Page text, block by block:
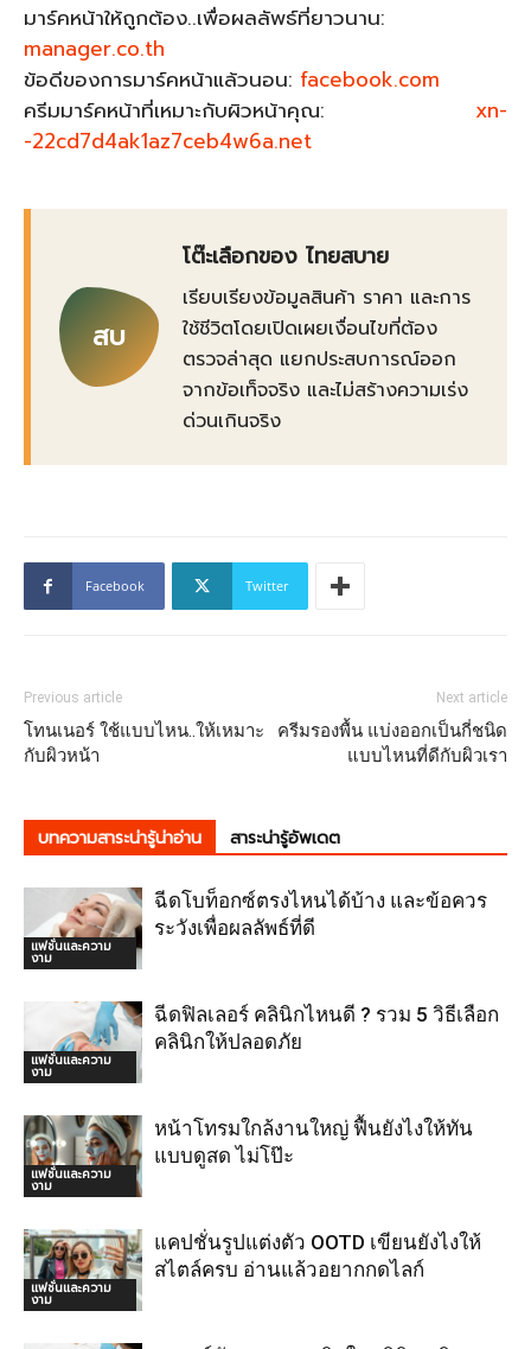
มาร์คหน้าให้ถูกต้อง..เพื่อผลลัพธ์ที่ยาวนาน:
manager.co.th
ข้อดีของการมาร์คหน้าแล้วนอน: facebook.com
ครีมมาร์คหน้าที่เหมาะกับผิวหน้าคุณ: xn-
-22cd7d4ak1az7ceb4w6a.net
สบ
โต๊ะเลือกของ ไทยสบาย
เรียบเรียงข้อมูลสินค้า ราคา และการ
ใช้ชีวิตโดยเปิดเผยเงื่อนไขที่ต้อง
ตรวจล่าสุด แยกประสบการณ์ออก
จากข้อเท็จจริง และไม่สร้างความเร่ง
ด่วนเกินจริง
Facebook Twitter
Previous article
โทนเนอร์ ใช้แบบไหน..ให้เหมาะ
กับผิวหน้า
Next article
ครีมรองพื้น แบ่งออกเป็นกี่ชนิด
แบบไหนที่ดีกับผิวเรา
บทความสาระน่ารู้น่าอ่าน สาระน่ารู้อัพเดต
แฟชั่นและความ
งาม
ฉีดโบท็อกซ์ตรงไหนได้บ้าง และข้อควร
ระวังเพื่อผลลัพธ์ที่ดี
แฟชั่นและความ
งาม
ฉีดฟิลเลอร์ คลินิกไหนดี ? รวม 5 วิธีเลือก
คลินิกให้ปลอดภัย
แฟชั่นและความ
งาม
หน้าโทรมใกล้งานใหญ่ ฟื้นยังไงให้ทัน
แบบดูสด ไม่โป๊ะ
แฟชั่นและความ
งาม
แคปชั่นรูปแต่งตัว OOTD เขียนยังไงให้
สไตล์ครบ อ่านแล้วอยากกดไลก์